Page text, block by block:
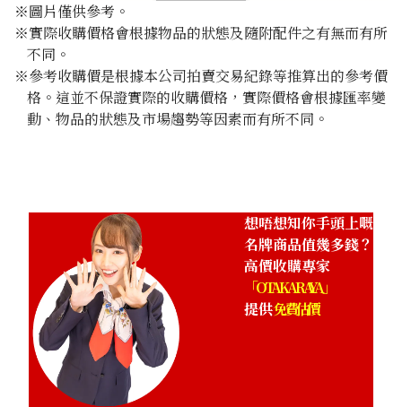
Hermes Aline GM
參考回收價
※圖片僅供參考。
※實際收購價格會根據物品的狀態及隨附配件之有無而有所
不同。
※參考收購價是根據本公司拍賣交易紀錄等推算出的參考價
格。這並不保證實際的收購價格，實際價格會根據匯率變
動、物品的狀態及市場趨勢等因素而有所不同。
想唔想知你手頭上嘅
名牌商品值幾多錢？
高價收購專家
「OTAKARAYA」
提供免費估價